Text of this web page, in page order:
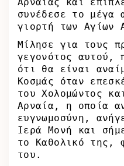
συνέδεσε το μέγα
γιορτή των Αγίων
Μίλησε για τους
γεγονότος αυτού,
ότι θα είναι
Κοσμάς όταν
του Χολομώντος
Αρναία, η οποία
ευγνωμοσύνη,
Ιερά Μονή και
το Καθολικό της,
του.